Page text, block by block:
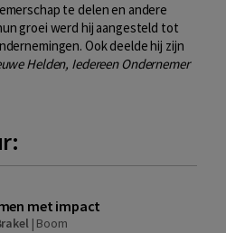
te delen en andere
groei werd hij aangesteld tot
Ook deelde hij zijn
Helden, Iedereen Ondernemer
met impact
| Boom